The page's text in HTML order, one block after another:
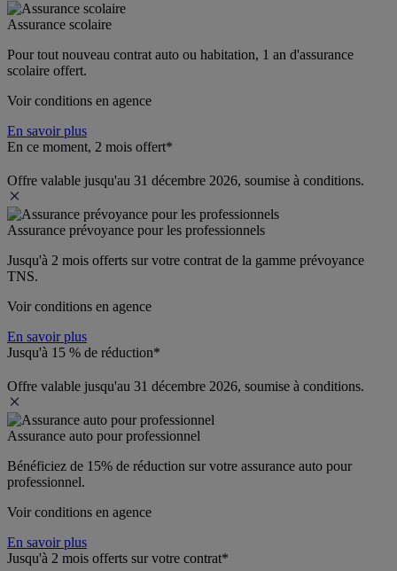
Assurance scolaire
Pour tout nouveau contrat auto ou habitation, 1 an d'assurance
scolaire offert.
Voir conditions en agence
En savoir plus
En ce moment, 2 mois offert*
Offre valable jusqu'au 31 décembre 2026, soumise à conditions.
Assurance prévoyance pour les professionnels
Jusqu'à 2 mois offerts sur votre contrat de la gamme prévoyance
TNS.
Voir conditions en agence
En savoir plus
Jusqu'à 15 % de réduction*
Offre valable jusqu'au 31 décembre 2026, soumise à conditions.
Assurance auto pour professionnel
Bénéficiez de 15% de réduction sur votre assurance auto pour
professionnel.
Voir conditions en agence
En savoir plus
Jusqu'à 2 mois offerts sur votre contrat*